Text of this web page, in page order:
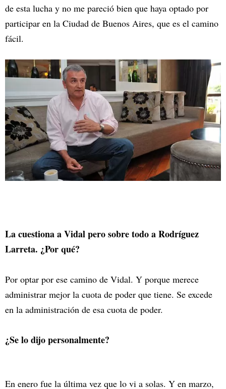
de esta lucha y no me pareció bien que haya optado por
participar en la Ciudad de Buenos Aires, que es el camino
fácil.
La cuestiona a Vidal pero sobre todo a Rodríguez
Larreta. ¿Por qué?
Por optar por ese camino de Vidal. Y porque merece
administrar mejor la cuota de poder que tiene. Se excede
en la administración de esa cuota de poder.
¿Se lo dijo personalmente?
En enero fue la última vez que lo vi a solas. Y en marzo,